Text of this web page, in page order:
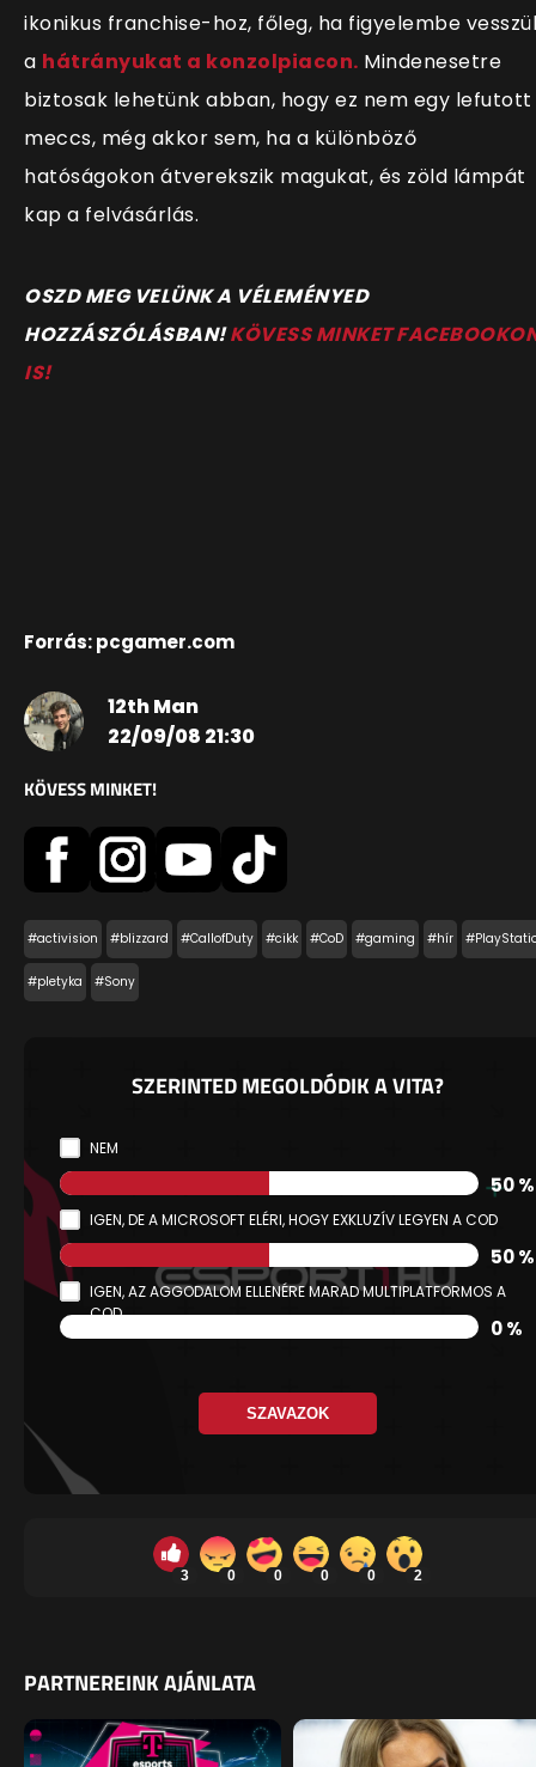
ikonikus franchise-hoz, főleg, ha figyelembe
a hátrányukat a konzolpiacon. Mindenesetre
biztosak lehetünk abban, hogy ez nem egy lefutott
meccs, még akkor sem, ha a különböző
hatóságokon átverekszik magukat, és zöld lámpát
kap a felvásárlás.
OSZD MEG VELÜNK A VÉLEMÉNYED
HOZZÁSZÓLÁSBAN!KÖVESS MINKET
IS!
Forrás: pcgamer.com
12th Man
22/09/08 21:30
KÖVESS MINKET!
#activision #blizzard #CallofDuty #cikk #CoD #gaming #hír
#pletyka #Sony
SZERINTED MEGOLDÓDIK A VITA?
NEM
50 %
IGEN, DE A MICROSOFT ELÉRI, HOGY EXKLUZÍV LEGYEN A COD
50 %
IGEN, AZ AGGODALOM ELLENÉRE MARAD MULTIPLATFORMOS A
COD
0 %
SZAVAZOK
3 0 0 0 0 2
PARTNEREINK AJÁNLATA